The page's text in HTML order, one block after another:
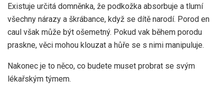
Existuje určitá domněnka, že podkožka absorbuje a tlumí
všechny nárazy a škrábance, když se dítě narodí. Porod en
caul však může být ošemetný. Pokud vak během porodu
praskne, věci mohou klouzat a hůře se s nimi manipuluje.
Nakonec je to něco, co budete muset probrat se svým
lékařským týmem.